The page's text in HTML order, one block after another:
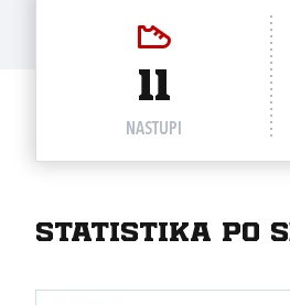
11
NASTUPI
Statistika po